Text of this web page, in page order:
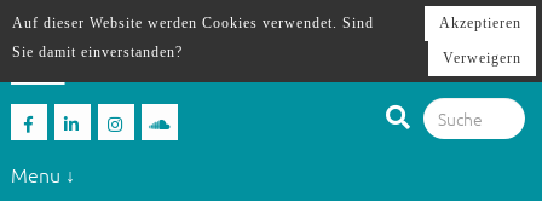
Menu ↓
Auf dieser Website werden Cookies verwendet. Sind
Sie damit einverstanden?
Akzeptieren
Verweigern